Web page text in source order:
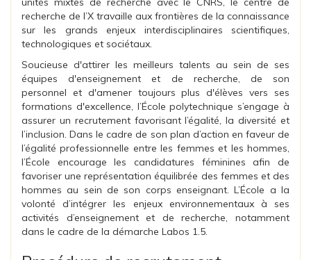
recherche de l’X travaille aux frontières de la connaissance
sur les grands enjeux interdisciplinaires scientifiques,
technologiques et sociétaux.
Soucieuse d'attirer les meilleurs talents au sein de ses
équipes d'enseignement et de recherche, de son
personnel et d'amener toujours plus d'élèves vers ses
formations d'excellence, l’École polytechnique s’engage à
assurer un recrutement favorisant l’égalité, la diversité et
l’inclusion. Dans le cadre de son plan d’action en faveur de
l’égalité professionnelle entre les femmes et les hommes,
l’École encourage les candidatures féminines afin de
favoriser une représentation équilibrée des femmes et des
hommes au sein de son corps enseignant. L’École a la
volonté d’intégrer les enjeux environnementaux à ses
activités d’enseignement et de recherche, notamment
dans le cadre de la démarche Labos 1.5.